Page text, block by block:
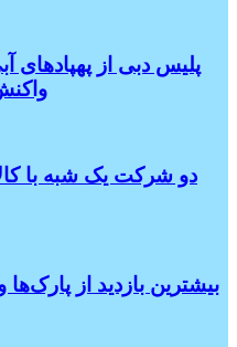
پلیس دبی از پهپادهای
بیشترین بازدید از